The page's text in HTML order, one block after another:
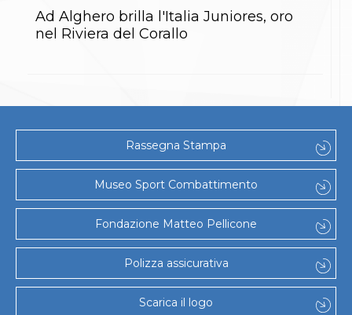
Lotta
La disciplina
News
Karate
News
Gare e Risultati
Attività Didattica
Albi Federali
Arti marziali
Aikido
Ju Jitsu
Sumo
Capoeira
Grappling
BJJ
Pancrazio/Pankration
Ad Alghero brilla l'Italia Juniores, oro
nel Riviera del Corallo
Rassegna Stampa
Museo Sport Combattimento
Fondazione Matteo Pellicone
Polizza assicurativa
Scarica il logo